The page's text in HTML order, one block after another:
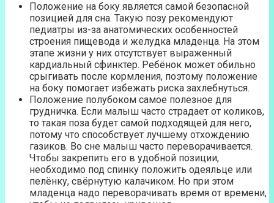
Положение на боку является самой безопасной
позицией для сна. Такую позу рекомендуют
педиатры из-за анатомических особенностей
строения пищевода и желудка младенца. На этом
этапе жизни у них отсутствует выраженный
кардиальный сфинктер. Ребёнок может обильно
срыгивать после кормления, поэтому положение
на боку помогает избежать риска захлебнуться.
Положение полубоком самое полезное для
грудничка. Если малыш часто страдает от коликов,
то такая поза будет самой подходящей для него,
потому что способствует лучшему отхождению
газиков. Во сне малыш часто переворачивается.
Чтобы закрепить его в удобной позиции,
необходимо под спинку положить одеяльце или
пелёнку, свёрнутую калачиком. Но при этом
младенца надо переворачивать время от времени,